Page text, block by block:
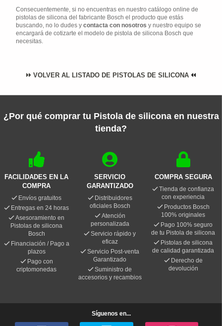
Consecuentemente, si no encuentras en nuestro catálogo online de
pistolas de silicona del fabricante Bosch el producto que estás
buscando, no lo dudes ycontacta con nosotros y nuestro equipo se
encargará de cotizarte el modelo de pistola de silicona Bosch que
necesitas.
VOLVER AL LISTADO DE PISTOLAS DE SILICONA
¿Por qué comprar tu Pistola de silicona en nuestra
tienda?
FACILIDADES EN LA
COMPRA
Envíos gratuitos
Entregas en 24 horas
Asesoramiento en
Pistolas de silicona
Bosch
Financiación / Pago a
plazos
Pago con
criptomonedas
SERVICIO
GARANTIZADO
Distribuidores
oficiales Bosch
Atención
personalizada
Servicio rápido y
eficaz
Servicio Post-venta
Garantizado
Suministro de
accesorios y recambios
COMPRA SEGURA
Tienda de confianza
con experiencia
Productos Bosch
100% originales
Pago 100% seguro
de tu Pistola de silicona
Pistolas de silicona
de calidad garantizada
Derecho de
devolución
Síguenos en...